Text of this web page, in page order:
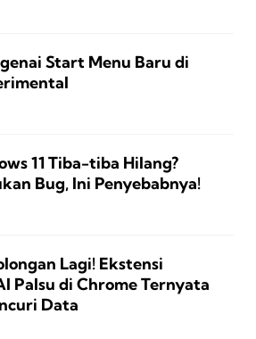
Start Menu Baru di
11 Tiba-tiba Hilang?
Bug, Ini Penyebabnya!
Lagi! Ekstensi
Palsu di Chrome Ternyata
Data